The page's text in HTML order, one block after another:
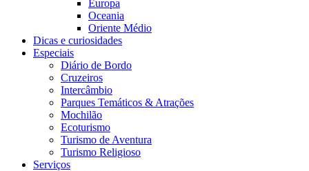
Europa
Oceania
Oriente Médio
Dicas e curiosidades
Especiais
Diário de Bordo
Cruzeiros
Intercâmbio
Parques Temáticos & Atrações
Mochilão
Ecoturismo
Turismo de Aventura
Turismo Religioso
Serviços